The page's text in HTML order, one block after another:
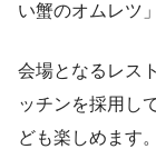
い蟹のオムレツ
会場となるレス
ッチンを採用し
ども楽しめます